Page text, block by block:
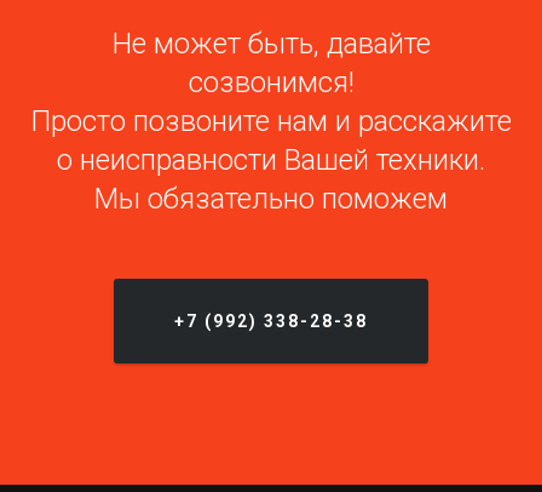
Не может быть, давайте
созвонимся!
Просто позвоните нам и расскажите
о неисправности Вашей техники.
Мы обязательно поможем
+7 (992) 338-28-38